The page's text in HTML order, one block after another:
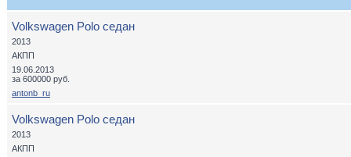
Volkswagen Polo седан
2013
АКПП
19.06.2013
за 600000 руб.
antonb_ru
Volkswagen Polo седан
2013
АКПП